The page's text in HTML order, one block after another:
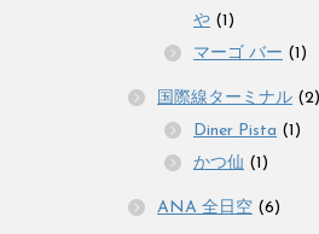
や (1)
マーゴ バー (1)
国際線ターミナル (2)
Diner Pista (1)
かつ仙 (1)
ANA 全日空 (6)